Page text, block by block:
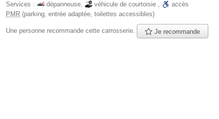
Services :
dépanneuse, véhicule de courtoisie ,
accès
PMR (parking, entrée adaptée, toilettes accessibles)
Une personne recommande cette carrosserie. Je recommande